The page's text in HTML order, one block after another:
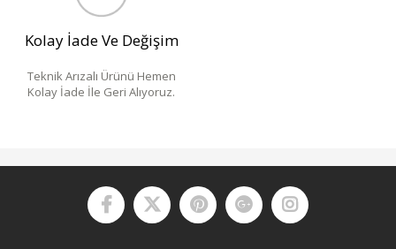
Kolay İade Ve Değişim
Teknik Arızalı Ürünü Hemen
Kolay İade İle Geri Alıyoruz.